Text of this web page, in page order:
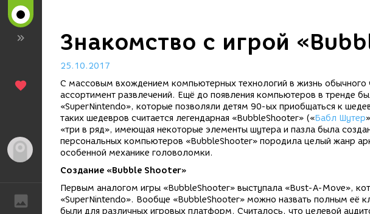
Гость
ГАЛЕРЕЯ
Знакомство с игрой
25.10.2017
С массовым вхождением компьютерных технологий в жизнь обычного
ассортимент развлечений. Ещё до появления компьютеров в тренде
«SuperNintendo», которые позволяли детям 90-ых приобщаться к
таких шедевров считается легендарная «BubbleShooter» («Бабл Шутер
«три в ряд», имеющая некоторые элементы шутера и пазла была
персональных компьютеров «BubbleShooter» породила целый жанр
особенной механике головоломки.
Создание «Bubble Shooter»
Первым аналогом игры «BubbleShooter» выступала «Bust-A-Move»,
«SuperNintendo». Вообще «BubbleShooter» можно назвать полным её
были для различных игровых платформ. Считалось, что целевой